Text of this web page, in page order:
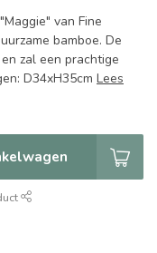
van Fine
bamboe. De
zal een prachtige
D34xH35cm Lees